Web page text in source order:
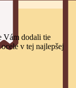
Vám dodali tie
v tej najlepšej